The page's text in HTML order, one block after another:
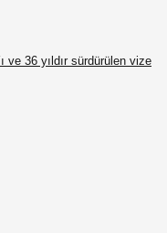
ve 36 yıldır sürdürülen vize